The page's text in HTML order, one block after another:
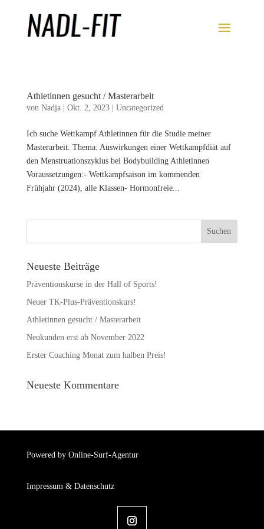
Athletinnen gesucht / Masterarbeit
von Nadja| Okt. 2, 2023| Uncategorized
Ich suche Wettkampf Athletinnen für die Studie meiner
Masterarbeit. Thema: Auswirkungen einer Wettkampfdiät auf
den Menstruationszyklus bei Bodybuilding Athletinnen
Voraussetzungen:- Wettkampfsaison im kommenden
Frühjahr (2024), alle Klassen- Hormonfreie...
Neueste Beiträge
Präventionskurse in der Hall of Sports!
Neuer TK-Plus-Präventionskurs!
Athletinnen gesucht / Masterarbeit
Neukunden erst ab November 2022
Erster Coaching Monat zum halben Preis!
Neueste Kommentare
Powered by Online-Surf-Agentur
Impressum & Datenschutz